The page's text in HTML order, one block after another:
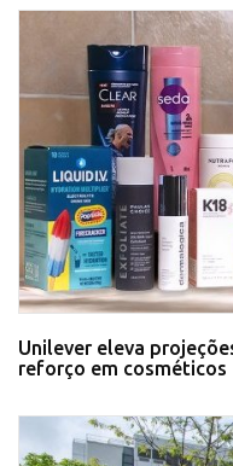
Unilever eleva
reforço em cosméticos